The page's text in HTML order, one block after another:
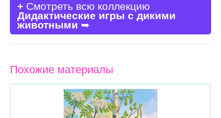
+ Смотреть всю коллекцию
Дидактические игры с дикими
животными ➥
Похожие материалы